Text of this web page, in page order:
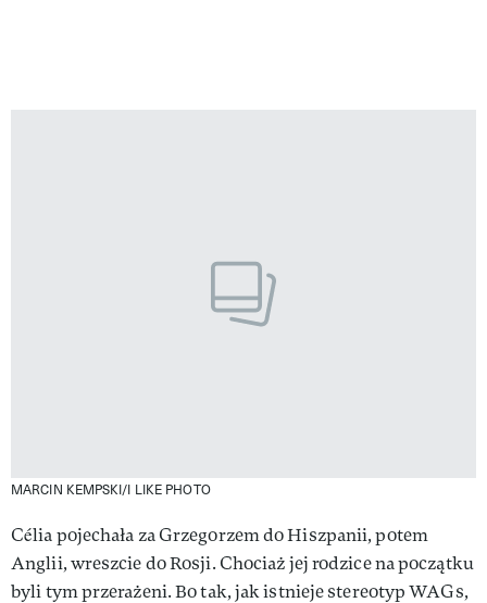
MARCIN KEMPSKI/I LIKE PHOTO
Célia pojechała za Grzegorzem do Hiszpanii, potem
Anglii, wreszcie do Rosji. Chociaż jej rodzice na początku
byli tym przerażeni. Bo tak, jak istnieje stereotyp WAGs,